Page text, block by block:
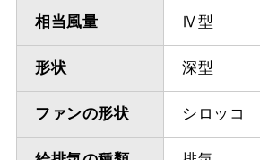
相当風量 Ⅳ型
形状 深型
ファンの形状 シロッコ